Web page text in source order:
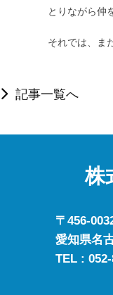
とりながら仲
それでは、ま
記事一覧へ
株
〒456-
愛知県名
TEL :